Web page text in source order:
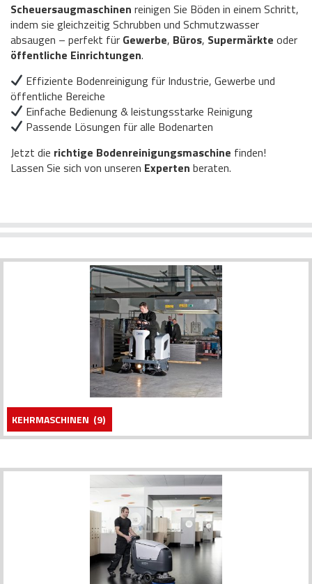
Scheuersaugmaschinen reinigen Sie Böden in einem Schritt,
indem sie gleichzeitig Schrubben und Schmutzwasser
absaugen – perfekt für Gewerbe, Büros, Supermärkte oder
öffentliche Einrichtungen.
Effiziente Bodenreinigung für Industrie, Gewerbe und
öffentliche Bereiche
Einfache Bedienung & leistungsstarke Reinigung
Passende Lösungen für alle Bodenarten
Jetzt die richtige Bodenreinigungsmaschine finden!
Lassen Sie sich von unseren Experten beraten.
KEHRMASCHINEN (9)